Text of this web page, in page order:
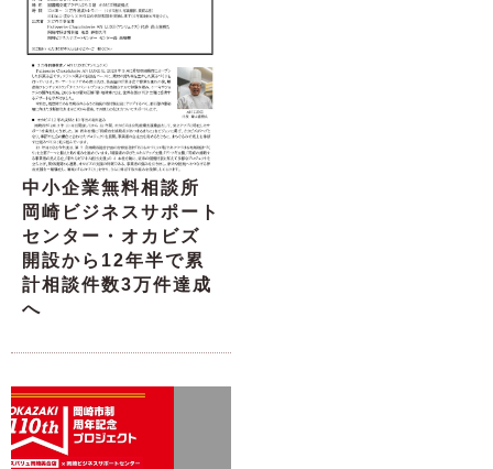
中小企業無料相談所
岡崎ビジネスサポート
センター・オカビズ
開設から12年半で累
計相談件数3万件達成
へ